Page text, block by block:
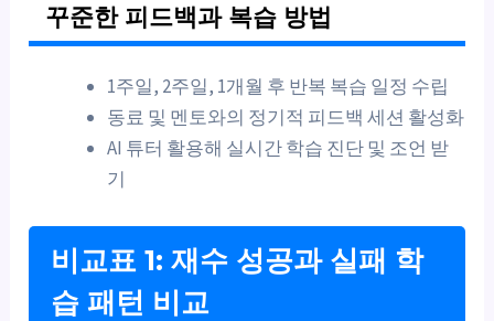
꾸준한 피드백과 복습 방법
1주일, 2주일, 1개월 후 반복 복습 일정 수립
동료 및 멘토와의 정기적 피드백 세션 활성화
AI 튜터 활용해 실시간 학습 진단 및 조언 받
기
비교표 1: 재수 성공과 실패 학
습 패턴 비교